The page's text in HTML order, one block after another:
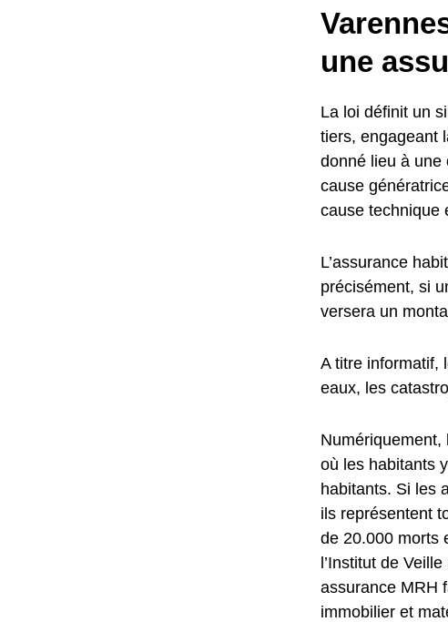
une
La loi définit un
tiers, engageant
donné lieu à une
cause
cause technique
L’assurance
précisément, si
versera un
A titre informatif,
eaux, les
où les habitants
habitants. Si les
ils représentent
de 20.000 morts
l’Institut de
assurance MRH
immobilier et